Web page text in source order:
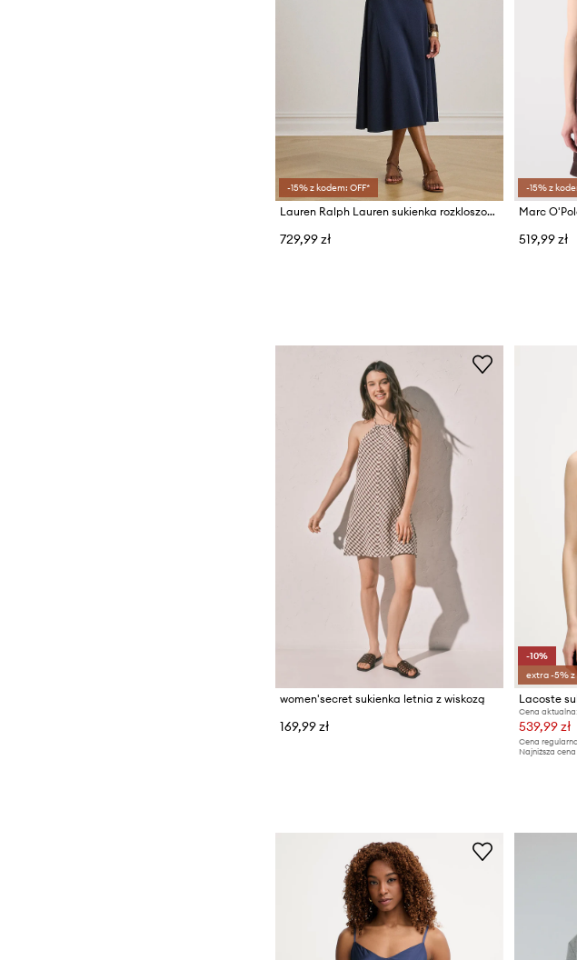
-15% z kodem: OFF*
Lauren Ralph Lauren sukienka rozkloszowana z bawełną
729,99 zł
-15% z
Marc
519,99 zł
women'secret sukienka letnia z wiskozą
169,99 zł
-10%
extra -5% z
Lacoste
Cena aktualna:
539,99 zł
Cena
Najniższa